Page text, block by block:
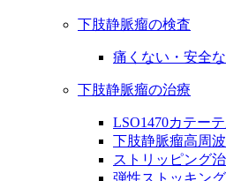
下肢静脈瘤の検査
痛くない・安全
下肢静脈瘤の治療
LSO1470カテー
下肢静脈瘤高周
ストリッピング
弾性ストッキング